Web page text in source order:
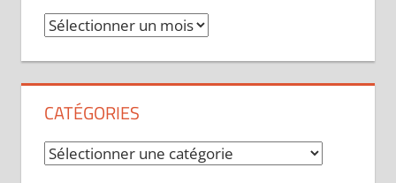
Archives
CATÉGORIES
Catégories